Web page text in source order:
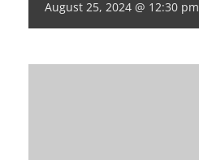
August 25, 2024 @ 12:30 pm